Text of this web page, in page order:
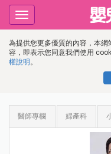
為提供您更多優質的內容，本
容，即表示您同意我們使用
權說明 。
Toggle
navigation
醫師專欄 婦產科